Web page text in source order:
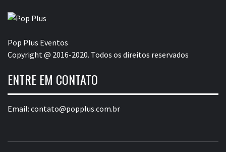
Pop Plus Eventos
Copyright @ 2016-2020. Todos os direitos reservados
ENTRE EM CONTATO
Email: contato@popplus.com.br